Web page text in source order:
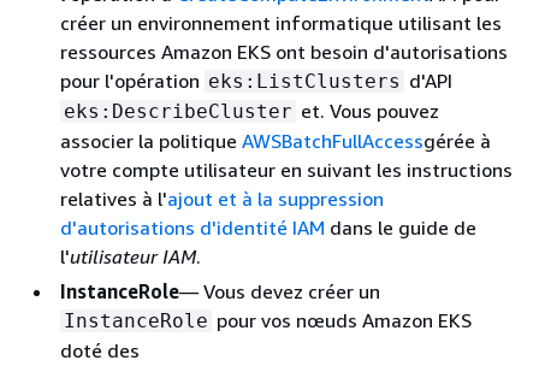
créer un environnement informatique utilisant les
ressources Amazon EKS ont besoin d'autorisations
pour l'opération eks:ListClusters d'API
eks:DescribeCluster et. Vous pouvez
associer la politique AWSBatchFullAccessgérée à
votre compte utilisateur en suivant les instructions
relatives à l'ajout et à la suppression
d'autorisations d'identité IAM dans le guide de
l'utilisateur IAM.
InstanceRole— Vous devez créer un
InstanceRole pour vos nœuds Amazon EKS
doté des